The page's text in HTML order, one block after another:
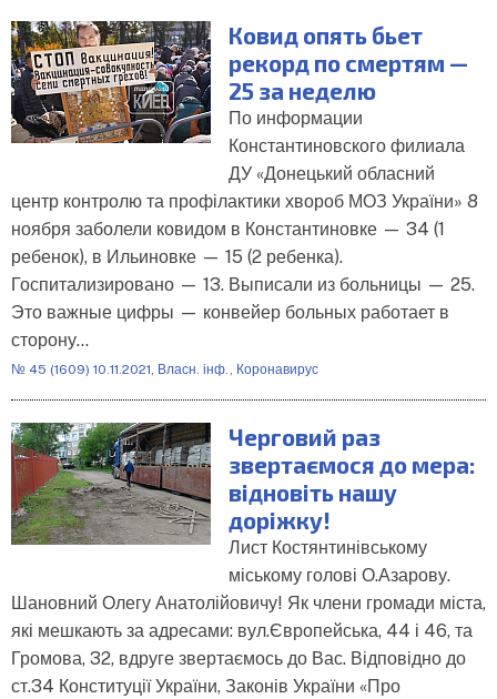
Ковид опять бьет
рекорд по смертям —
25 за неделю
По информации
Константиновского филиала
ДУ «Донецький обласний
центр контролю та профілактики хвороб МОЗ України» 8
ноября заболели ковидом в Константиновке — 34 (1
ребенок), в Ильиновке — 15 (2 ребенка).
Госпитализировано — 13. Выписали из больницы — 25.
Это важные цифры — конвейер больных работает в
сторону…
№ 45 (1609) 10.11.2021, Власн. інф. , Коронавирус
Черговий раз
звертаємося до мера:
відновіть нашу
доріжку!
Лист Костянтинівському
міському голові О.Азарову.
Шановний Олегу Анатолійовичу! Як члени громади міста,
які мешкають за адресами: вул.Європейська, 44 і 46, та
Громова, 32, вдруге звертаємось до Вас. Відповідно до
ст.34 Конституції України, Законів України «Про